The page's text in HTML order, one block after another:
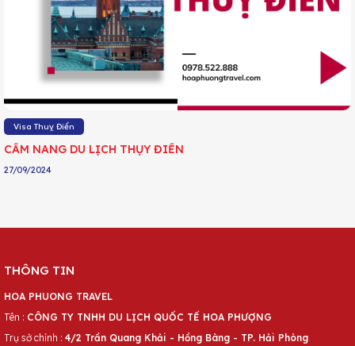
Visa Thuỵ Điển
CẨM NANG DU LỊCH THỤY ĐIỂN
27/09/2024
THÔNG TIN
HOA PHUONG TRAVEL
Tên : CÔNG TY TNHH DU LỊCH QUỐC TẾ HOA PHƯỢNG
Trụ sở chính : 4/2 Trần Quang Khải - Hồng Bàng - TP. Hải Phòng